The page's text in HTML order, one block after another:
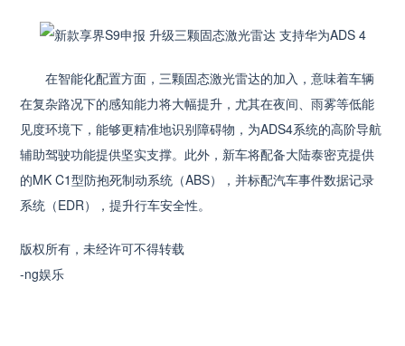
在智能化配置方面，三颗固态激光雷达的加入，意味着车辆
在复杂路况下的感知能力将大幅提升，尤其在夜间、雨雾等低能
见度环境下，能够更精准地识别障碍物，为ADS4系统的高阶导航
辅助驾驶功能提供坚实支撑。此外，新车将配备大陆泰密克提供
的MK C1型防抱死制动系统（ABS），并标配汽车事件数据记录
系统（EDR），提升行车安全性。
版权所有，未经许可不得转载
-ng娱乐